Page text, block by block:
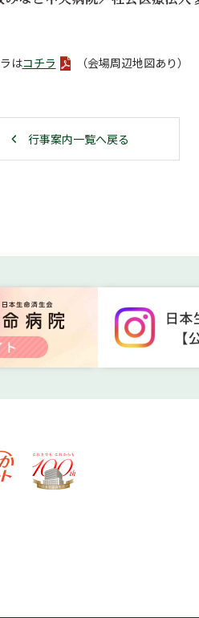
はコチラ （会場周辺地図あり）
行事案内一覧へ戻る